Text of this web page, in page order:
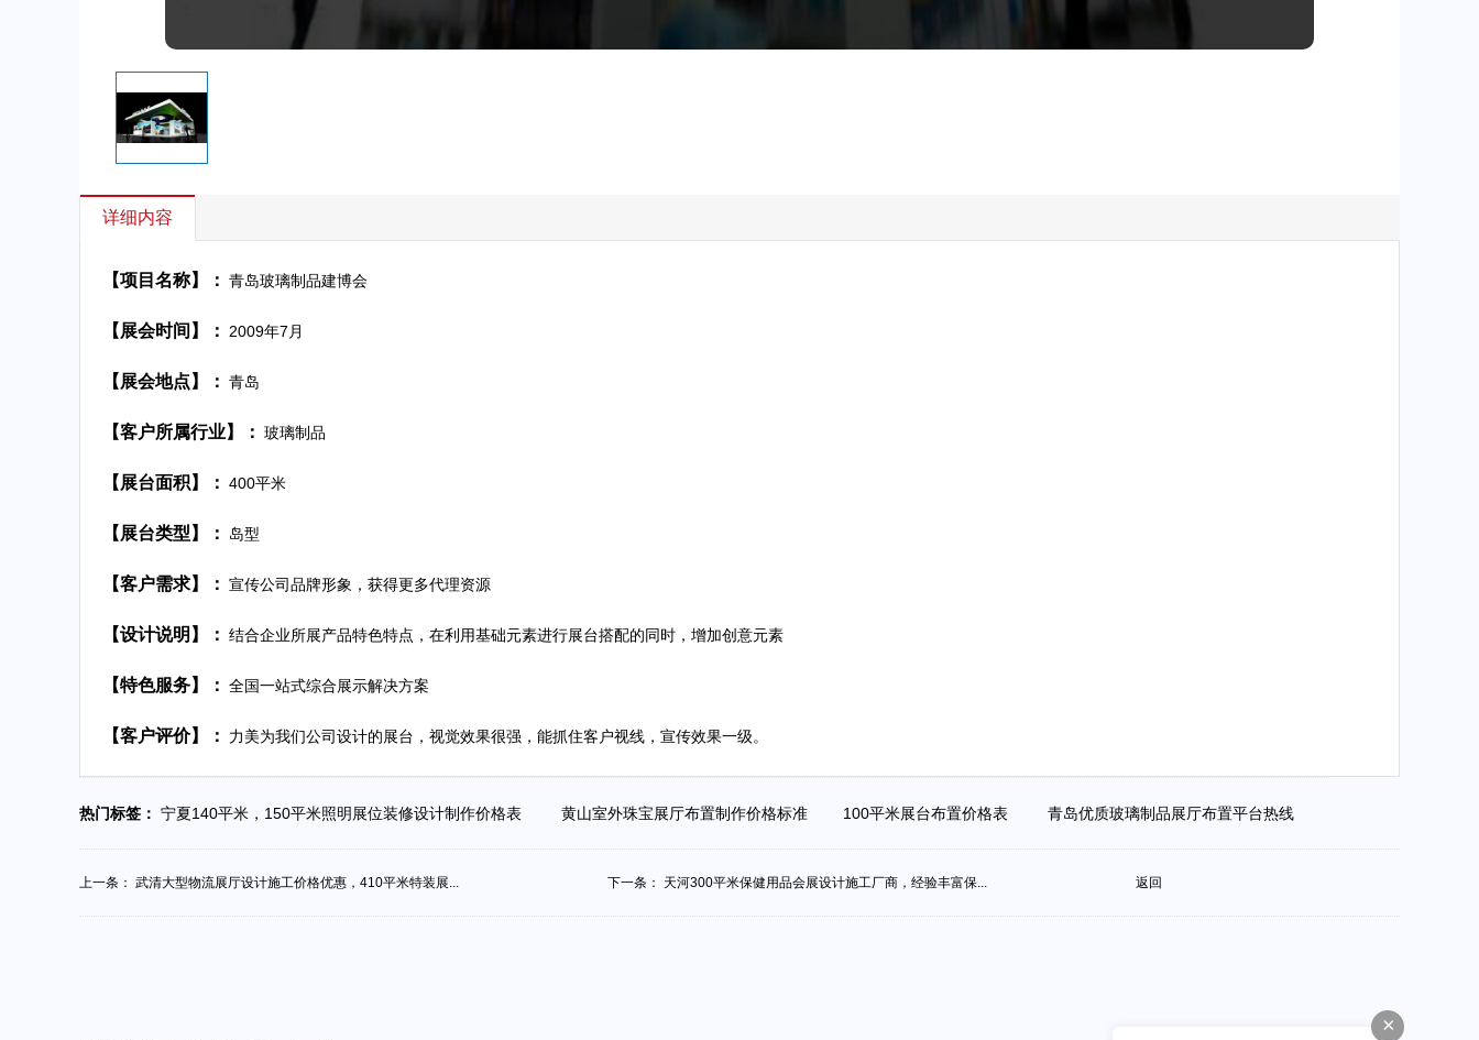
详细内容
【项目名称】： 青岛玻璃制品建博会
【展会时间】： 2009年7月
【展会地点】： 青岛
【客户所属行业】： 玻璃制品
【展台面积】： 400平米
【展台类型】： 岛型
【客户需求】： 宣传公司品牌形象，获得更多代理资源
【设计说明】： 结合企业所展产品特色特点，在利用基础元素进行展台搭配的同时，增加创意元素
【特色服务】： 全国一站式综合展示解决方案
【客户评价】： 力美为我们公司设计的展台，视觉效果很强，能抓住客户视线，宣传效果一级。
热门标签： 宁夏140平米，150平米照明展位装修设计制作价格表 黄山室外珠宝展厅布置制作价格标准 100平米展台布置价格表 青岛优质玻璃制品展厅布置平台热线
上一条： 武清大型物流展厅设计施工价格优惠，410平米特装展... 下一条： 天河300平米保健用品会展设计施工厂商，经验丰富保... 返回
×